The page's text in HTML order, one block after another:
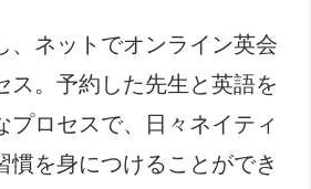
、ネットでオンライン英会
ス。予約した先生と英語を
プロセスで、日々ネイティ
慣を身につけることができ